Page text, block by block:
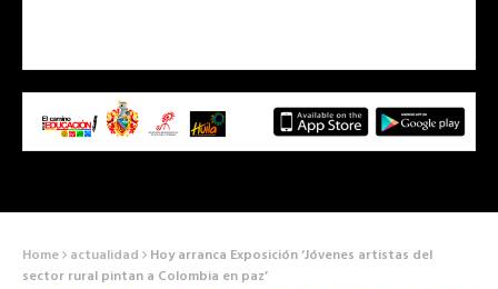
Home actualidad Hoy arranca Exposición ‘Jóvenes artistas del
sector rural pintan a Colombia en paz’